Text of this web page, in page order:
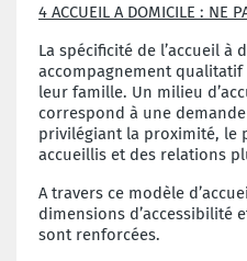
4 ACCUEIL A DOMICILE : NE
La spécificité de l’accueil à
accompagnement
leur famille. Un milieu
correspond à une
privilégiant la proximité, le
accueillis et des relations
A travers ce modèle
dimensions d’accessibilité
sont renforcées.